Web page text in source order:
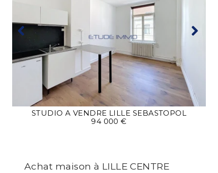
STUDIO A VENDRE LILLE SEBASTOPOL
94 000 €
Achat maison à LILLE CENTRE